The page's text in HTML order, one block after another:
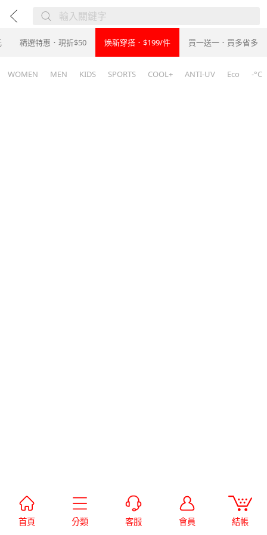
首頁 分類 客服 會員 結帳
精選特惠．現折$50 煥新穿搭．$199/件 買一送一．買多省多
WOMEN MEN KIDS SPORTS COOL+ ANTI-UV Eco -°C